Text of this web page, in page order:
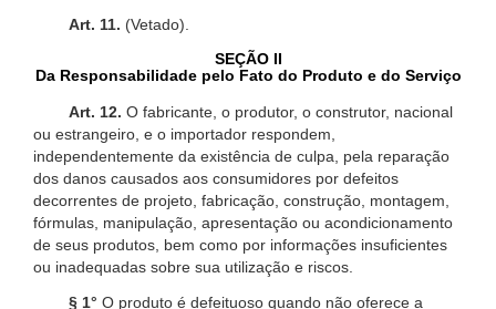
Art. 11. (Vetado).
SEÇÃO II
Da Responsabilidade pelo Fato do Produto e do Serviço
Art. 12. O fabricante, o produtor, o construtor, nacional
ou estrangeiro, e o importador respondem,
independentemente da existência de culpa, pela reparação
dos danos causados aos consumidores por defeitos
decorrentes de projeto, fabricação, construção, montagem,
fórmulas, manipulação, apresentação ou acondicionamento
de seus produtos, bem como por informações insuficientes
ou inadequadas sobre sua utilização e riscos.
§ 1° O produto é defeituoso quando não oferece a